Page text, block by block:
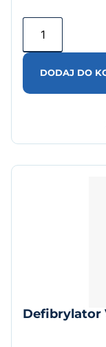
DODAJ DO
Defibrylator